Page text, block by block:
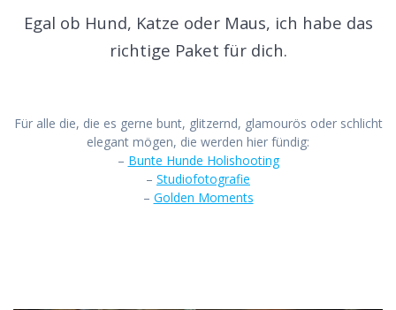
Egal ob Hund, Katze oder Maus, ich habe das
richtige Paket für dich.
Für alle die, die es gerne bunt, glitzernd, glamourös oder schlicht
elegant mögen, die werden hier fündig:
– Bunte Hunde Holishooting
– Studiofotografie
– Golden Moments